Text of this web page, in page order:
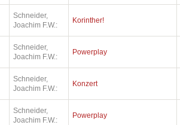
Schneider,
Joachim F.W.:
Korinther!
Schneider,
Joachim F.W.:
Powerplay
Schneider,
Joachim F.W.:
Konzert
Schneider,
Joachim F.W.:
Powerplay